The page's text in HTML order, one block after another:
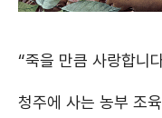
“죽을 만큼 사랑합니
청주에 사는 농부 조